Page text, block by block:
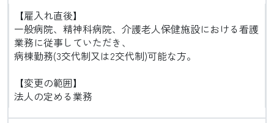
【雇入れ直後】
一般病院、精神科病院、介護老人保健施設における看護
業務に従事していただき、
病棟勤務(3交代制又は2交代制)可能な方。
【変更の範囲】
法人の定める業務